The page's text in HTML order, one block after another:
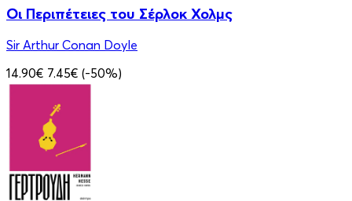
Οι Περιπέτειες του Σέρλοκ Χολμς
Sir Arthur Conan Doyle
14.90€ 7.45€ (-50%)